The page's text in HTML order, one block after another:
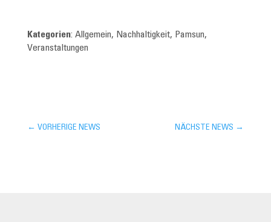
Kategorien: Allgemein, Nachhaltigkeit, Pamsun,
Veranstaltungen
← VORHERIGE NEWS NÄCHSTE NEWS →